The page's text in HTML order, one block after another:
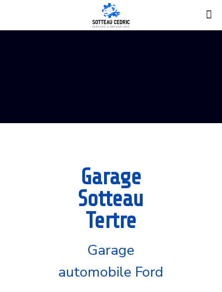
Garage
Sotteau
Tertre
Garage
automobile Ford